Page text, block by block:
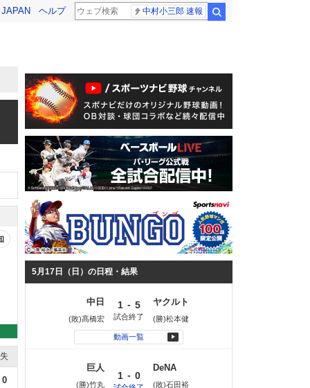
ヘルプ 中村小三郎 速報
失
0
5月17日（日）の日程・結果
中日
(敗)髙橋宏
1 - 5
試合終了
ヤクルト
(勝)松本健
動画一覧
巨人
(勝)竹丸
1 - 0
DeNA
(敗)石田裕